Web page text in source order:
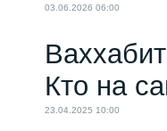
03.06.2026 06:00
Кто на
23.04.2025 10:00